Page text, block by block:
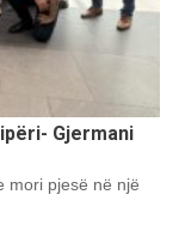
Gjermani
mori pjesë në një